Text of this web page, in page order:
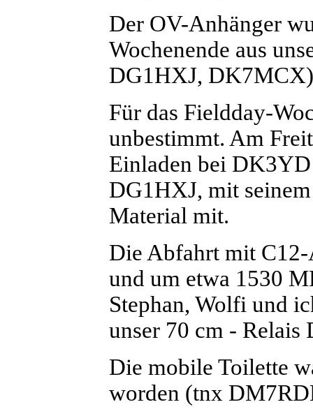
Der OV-Anhänger
Wochenende aus
DG1HXJ,
Für das Fieldday-
unbestimmt. Am
Einladen bei
DG1HXJ, mit
Material mit.
Die Abfahrt mit
und um etwa 1530
Stephan, Wolfi und
unser 70 cm -
Die mobile Toilette
worden (tnx